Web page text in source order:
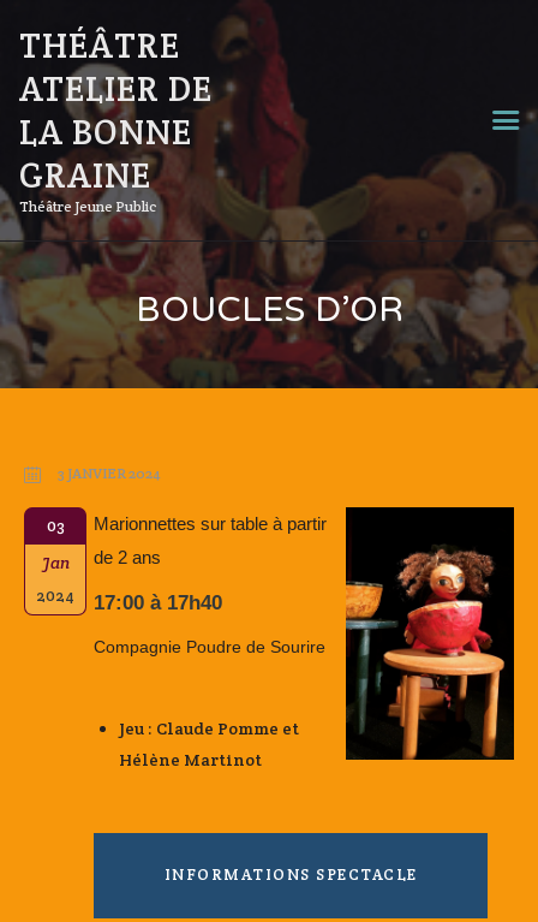
THÉÂTRE
ATELIER DE
LA BONNE
GRAINE
Théâtre Jeune Public
BOUCLES D’OR
3 JANVIER 2024
03
Jan
2024
Marionnettes sur table à partir
de 2 ans
17:00 à 17h40
Compagnie Poudre de Sourire
Jeu : Claude Pomme et
Hélène Martinot
INFORMATIONS SPECTACLE